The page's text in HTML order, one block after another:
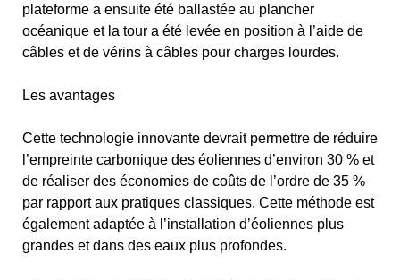
plateforme a ensuite été ballastée au plancher
océanique et la tour a été levée en position à l’aide de
câbles et de vérins à câbles pour charges lourdes.
Les avantages
Cette technologie innovante devrait permettre de réduire
l’empreinte carbonique des éoliennes d’environ 30 % et
de réaliser des économies de coûts de l’ordre de 35 %
par rapport aux pratiques classiques. Cette méthode est
également adaptée à l’installation d’éoliennes plus
grandes et dans des eaux plus profondes.